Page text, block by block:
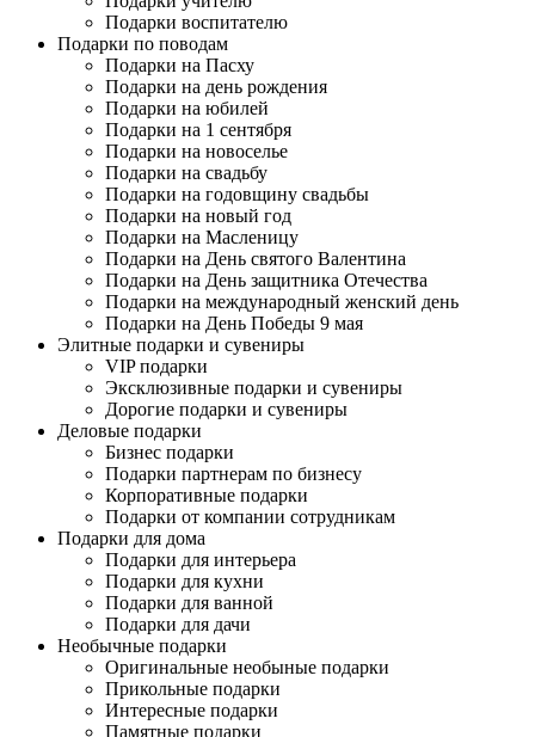
Подарки воспитателю
Подарки по поводам
Подарки на Пасху
Подарки на день рождения
Подарки на юбилей
Подарки на 1 сентября
Подарки на новоселье
Подарки на свадьбу
Подарки на годовщину свадьбы
Подарки на новый год
Подарки на Масленицу
Подарки на День святого Валентина
Подарки на День защитника Отечества
Подарки на международный женский день
Подарки на День Победы 9 мая
Элитные подарки и сувениры
VIP подарки
Эксклюзивные подарки и сувениры
Дорогие подарки и сувениры
Деловые подарки
Бизнес подарки
Подарки партнерам по бизнесу
Корпоративные подарки
Подарки от компании сотрудникам
Подарки для дома
Подарки для интерьера
Подарки для кухни
Подарки для ванной
Подарки для дачи
Необычные подарки
Оригинальные необыные подарки
Прикольные подарки
Интересные подарки
Памятные подарки